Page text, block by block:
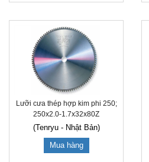
Lưỡi cưa thép hợp kim phi 250;
250x2.0-1.7x32x80Z
(Tenryu - Nhật Bản)
Mua hàng